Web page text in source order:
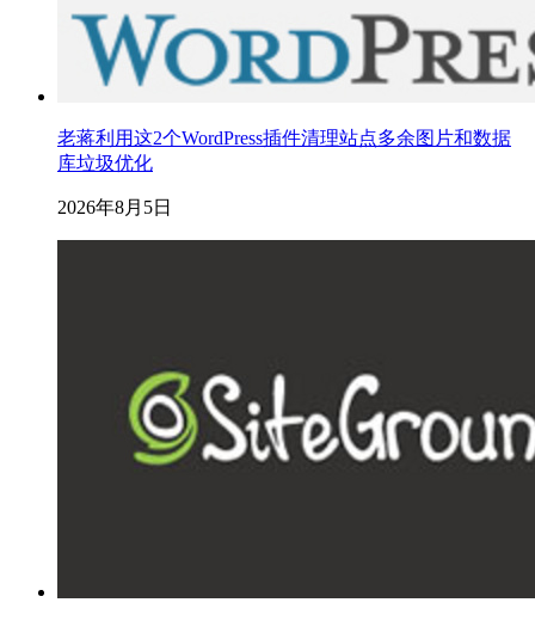
老蒋利用这2个WordPress插件清理站点多余图片和数据
库垃圾优化
2026年8月5日